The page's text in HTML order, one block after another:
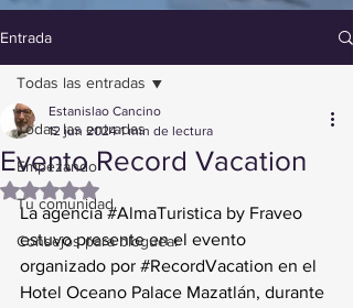
Entrada
Todas las entradas
Empezando
Tu comunidad
Consejos para bloguear
Todas las entradas
Evento Record Vacation
Estanislao Cancino
12 jun 2024 1 min de lectura
Obtuvo NaN de 5 estrellas.
La agencia #AlmaTuristica by Fraveo
estuvo presente en el evento
organizado por #RecordVacation en el
Hotel Oceano Palace Mazatlán, durante